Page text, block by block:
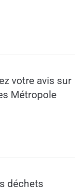
votre avis sur
Métropole
déchets